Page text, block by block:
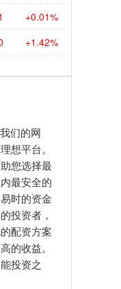
+0.01%
+1.42%
们的网
想平台。
您选择最
最安全的
时的资金
投资者，
配资方案
的收益。
投资之